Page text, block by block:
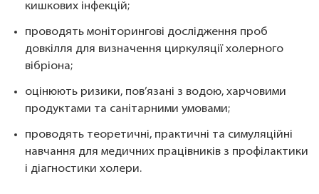
кишкових інфекцій;
проводять моніторингові дослідження проб
довкілля для визначення циркуляції холерного
вібріона;
оцінюють ризики, пов’язані з водою, харчовими
продуктами та санітарними умовами;
проводять теоретичні, практичні та симуляційні
навчання для медичних працівників з профілактики
і діагностики холери.